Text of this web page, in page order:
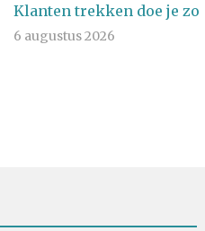
Klanten trekken doe je zo
6 augustus 2026